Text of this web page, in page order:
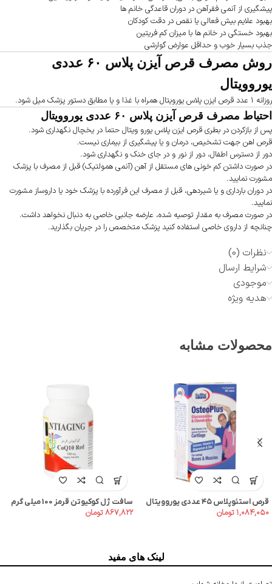
پیشگیری از آنمی فقرآهن در دوران قاعدگی خانم ها
بهبود علایم بیش فعالی یا نقص در دقت کودکان
بهبود خستگی در خانم ها با میزان کم فریتین
جذب بسیار خوب و حداقل عوارض گوارشی
روش مصرف قرص آیزن پلاس ۶۰ عددی
یوروویتال
روزانه 1 عدد قرص ایزن پلاس یورویتال همراه با غذا و یا مطابق دستور پزشک میل شود.
احتیاط مصرف قرص آیزن پلاس ۶۰ عددی یوروویتال
پس از بازکردن در بطری قرص ایزن پلاس یورو ویتال حتما در یخچال نگهداری شود.
قرص اهن جهت تشخیص، درمان و یا پیشگیری از بیماری نیست.
دور از دسترس اطفال، دور از نور و در جای خنک و نگهداری شود.
در صورت داشتن کم خونی های مستقل از آهن (آنمی همولتیک) قبل از مصرف با پزشک
مشورت نمایید.
در دوران بارداری و یا شیردهی، قبل از مصرف این فرآورده با پزشک خود یا داروساز مشورت
نمایید.
در صورت مصرف به مقدار توصیه شده، عارضه جانبی خاصی به دنبال نخواهد داشت.
چنانچه از داروی خاصی استفاده کنید پزشک متخصص را در جریان بگذارید.
نظرات (0)
شرایط ارسال
موجودی
هدیه ویژه
محصولات مشابه
قرص استئوپلاس ۴۵ عددی یوروویتال
۱,۰۸۴,۰۵۰ تومان
سافت ژل کوکیوتن قرمز 100 میلی گرم
30 عددی آنتی ایجینگ
۸۶۷,۸۲۲ تومان
لینک های مفید